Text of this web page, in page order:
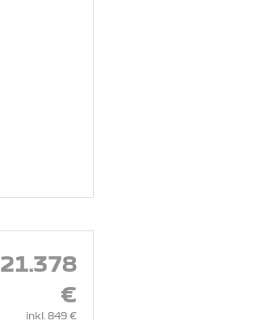
21.378
€
inkl. 849 €